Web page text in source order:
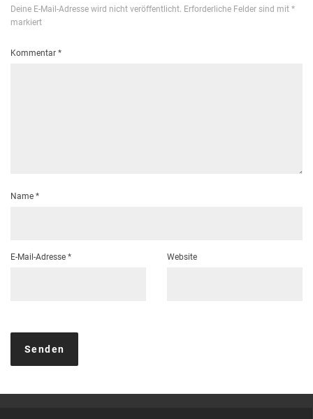
Deine E-Mail-Adresse wird nicht veröffentlicht. Erforderliche Felder sind mit *
markiert
Kommentar *
Name *
E-Mail-Adresse * Website